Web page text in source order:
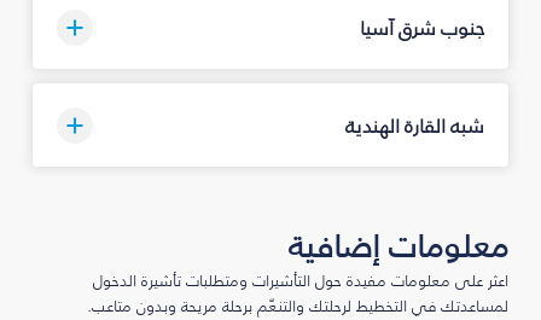
جنوب شرق آسيا
شبه القارة الهندية
معلومات إضافية
اعثر على معلومات مفيدة حول التأشيرات ومتطلبات تأشيرة الدخول
لمساعدتك في التخطيط لرحلتك والتنعّم برحلة مريحة وبدون متاعب.